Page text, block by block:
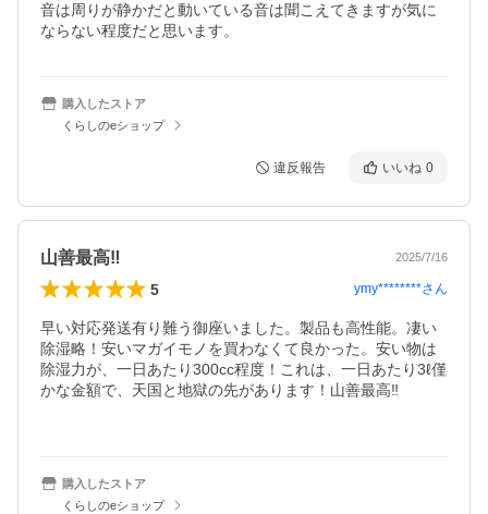
音は周りが静かだと動いている音は聞こえてきますが気に
ならない程度だと思います。
購入したストア
くらしのeショップ
違反報告 いいね 0
山善最高‼️ 2025/7/16
5 ymy********さん
早い対応発送有り難う御座いました。製品も高性能。凄い
除湿略！安いマガイモノを買わなくて良かった。安い物は
除湿力が、一日あたり300cc程度！これは、一日あたり3ℓ僅
かな金額で、天国と地獄の先があります！山善最高‼️
購入したストア
くらしのeショップ